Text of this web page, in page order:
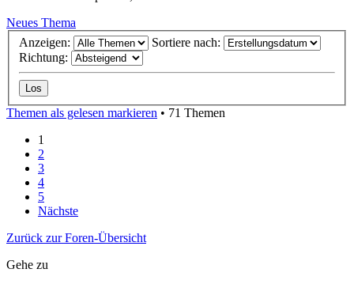
Neues Thema
Anzeigen:
Sortiere nach:
Richtung:
Themen als gelesen markieren • 71 Themen
1
2
3
4
5
Nächste
Zurück zur Foren-Übersicht
Gehe zu